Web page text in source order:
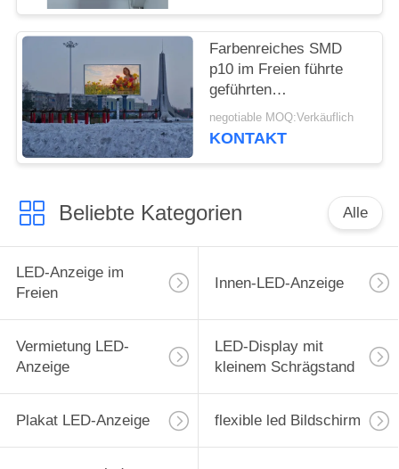
Farbenreiches SMD
p10 im Freien führte
geführten
Großbildschirm des
Bildschirms Preise für
negotiable MOQ:Verkäuflich
KONTAKT
Beliebte Kategorien Alle
LED-Anzeige im
Freien
Innen-LED-Anzeige
Vermietung LED-
Anzeige
LED-Display mit
kleinem Schrägstand
Plakat LED-Anzeige flexible led Bildschirm